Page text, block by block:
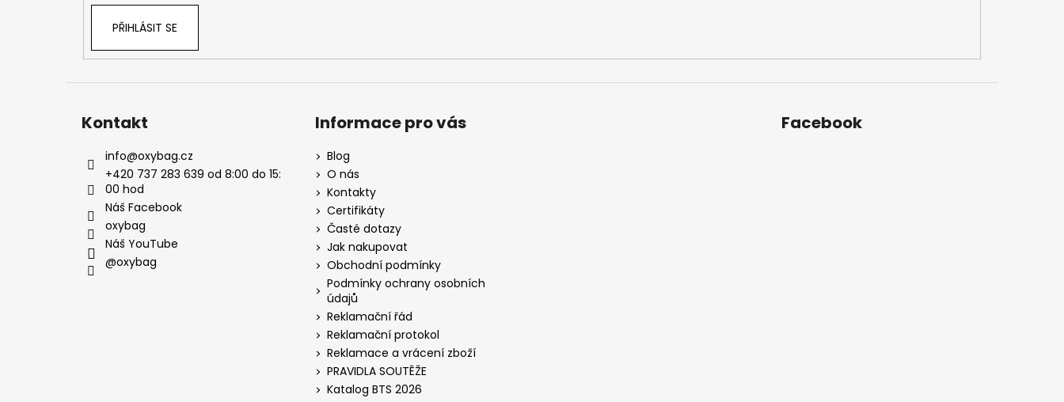
PŘIHLÁSIT SE
Kontakt
info@oxybag.cz
+420 737 283 639 od 8:00 do 15:
00 hod
Náš Facebook
oxybag
Náš YouTube
@oxybag
Informace pro vás
Blog
O nás
Kontakty
Certifikáty
Časté dotazy
Jak nakupovat
Obchodní podmínky
Podmínky ochrany osobních
údajů
Reklamační řád
Reklamační protokol
Reklamace a vrácení zboží
PRAVIDLA SOUTĚŽE
Katalog BTS 2026
Facebook